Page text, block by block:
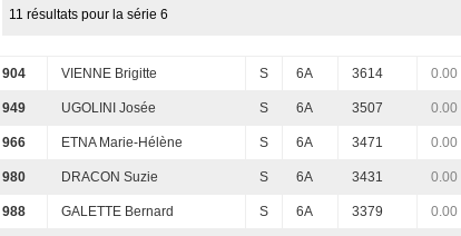
11 résultats pour la série 6
904 VIENNE Brigitte S 6A 3614 0.00
949 UGOLINI Josée S 6A 3507 0.00
966 ETNA Marie-Hélène S 6A 3471 0.00
980 DRACON Suzie S 6A 3431 0.00
988 GALETTE Bernard S 6A 3379 0.00